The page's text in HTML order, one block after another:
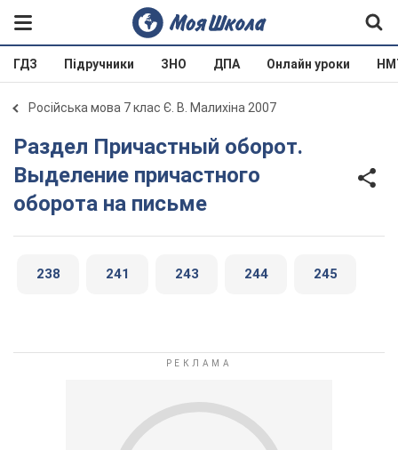
ГДЗ Підручники ЗНО ДПА Онлайн уроки
Російська мова 7 клас Є. В. Малихіна 2007
Раздел Причастный оборот.
Выделение причастного
оборота на письме
238 241 243 244 245